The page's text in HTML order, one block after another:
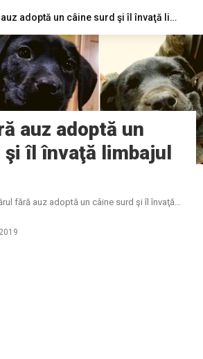
Tânărul fără auz adoptă un câine surd şi îl învaţă limbajul semnelor
auz adoptă un
şi îl învaţă limbajul
fără auz adoptă un câine surd şi îl învaţă